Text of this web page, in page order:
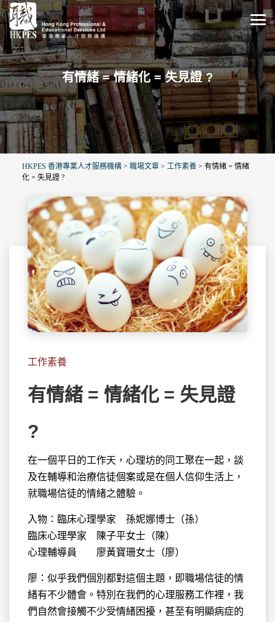
有情緒 = 情緒化 = 失見證 ?
HKPES 香港專業人才服務機構 > 職場文章 > 工作素養 > 有情緒 = 情緒
化 = 失見證 ?
工作素養
有情緒 = 情緒化 = 失見證
?
在一個平日的工作天，心理坊的同工聚在一起，談
及在輔導和治療信徒個案或是在個人信仰生活上，
就職場信徒的情緒之體驗。
入物：臨床心理學家 孫妮娜博士（孫）
臨床心理學家 陳子平女士（陳）
心理輔導員 廖黃寶珊女士（廖）
廖：似乎我們個別都對這個主題，即職場信徒的情
緒有不少體會。特別在我們的心理服務工作裡，我
們自然會接觸不少受情緒困擾，甚至有明顯病症的